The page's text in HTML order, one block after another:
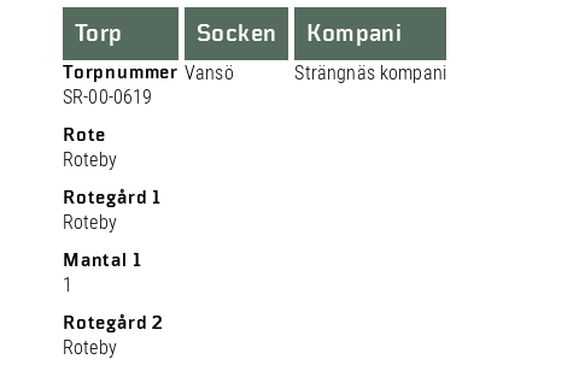
Torp
Torpnummer
SR-00-0619
Rote
Roteby
Rotegård 1
Roteby
Mantal 1
1
Rotegård 2
Roteby
Socken
Vansö
Kompani
Strängnäs kompani